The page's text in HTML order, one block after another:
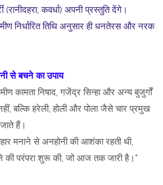
(रानीदहरा, कवर्धा) अपनी प्रस्तुति देंगे।
निर्धारित तिथि अनुसार ही धनतेरस और नरक
से बचने का उपाय
कामता निषाद, गजेंद्र सिन्हा और अन्य बुजुर्गों
नहीं, बल्कि हरेली, होली और पोला जैसे चार प्रमुख
हैं।
मनाने से अनहोनी की आशंका रहती थी,
की परंपरा शुरू की, जो आज तक जारी है।"